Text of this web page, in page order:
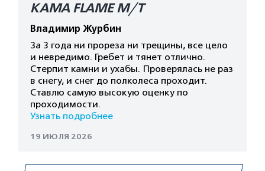
КАМА FLAME M/T
Владимир Журбин
За 3 года ни прореза ни трещины, все цело
и невредимо. Гребет и тянет отлично.
Стерпит камни и ухабы. Проверялась не раз
в снегу, и снег до полколеса проходит.
Ставлю самую высокую оценку по
проходимости.
Узнать подробнее
19 ИЮЛЯ 2026